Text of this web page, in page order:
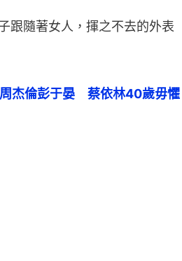
跟隨著女人，揮之不去的外表
杰倫彭于晏　蔡依林40歲毋懼